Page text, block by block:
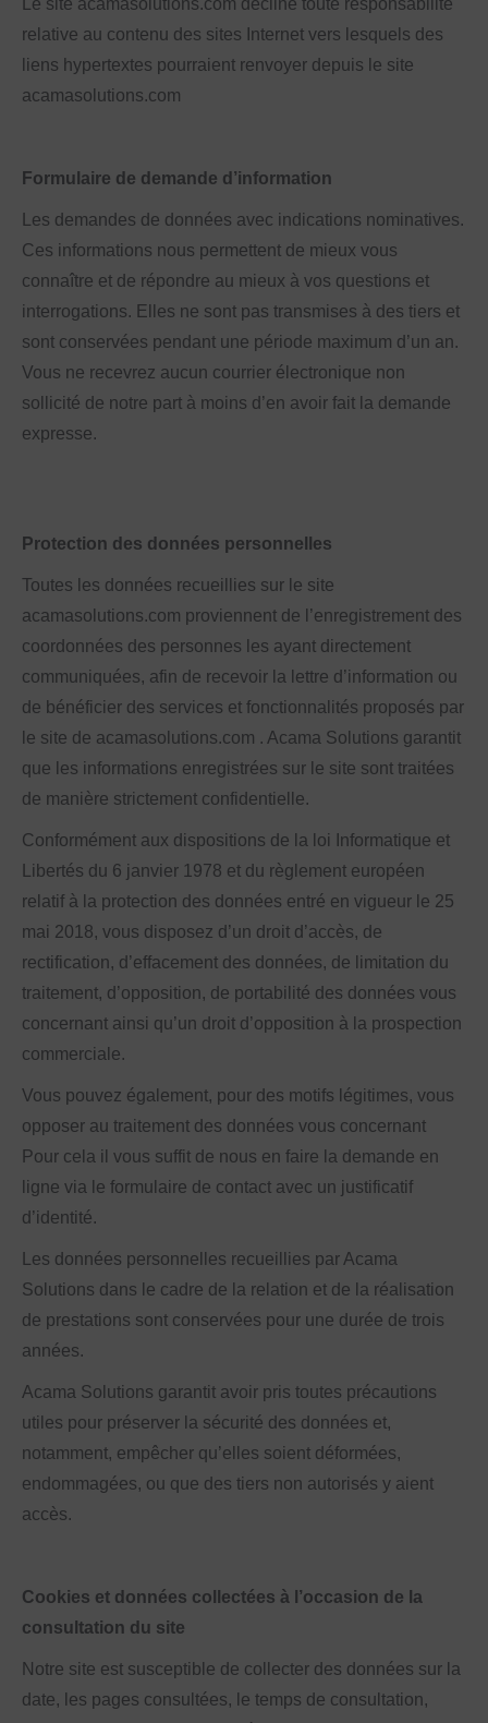
Le site acamasolutions.com décline toute responsabilité
relative au contenu des sites Internet vers lesquels des
liens hypertextes pourraient renvoyer depuis le site
acamasolutions.com
Formulaire de demande d’information
Les demandes de données avec indications nominatives.
Ces informations nous permettent de mieux vous
connaître et de répondre au mieux à vos questions et
interrogations. Elles ne sont pas transmises à des tiers et
sont conservées pendant une période maximum d’un an.
Vous ne recevrez aucun courrier électronique non
sollicité de notre part à moins d’en avoir fait la demande
expresse.
Protection des données personnelles
Toutes les données recueillies sur le site
acamasolutions.com proviennent de l’enregistrement des
coordonnées des personnes les ayant directement
communiquées, afin de recevoir la lettre d’information ou
de bénéficier des services et fonctionnalités proposés par
le site de acamasolutions.com . Acama Solutions garantit
que les informations enregistrées sur le site sont traitées
de manière strictement confidentielle.
Conformément aux dispositions de la loi Informatique et
Libertés du 6 janvier 1978 et du règlement européen
relatif à la protection des données entré en vigueur le 25
mai 2018, vous disposez d’un droit d’accès, de
rectification, d’effacement des données, de limitation du
traitement, d’opposition, de portabilité des données vous
concernant ainsi qu’un droit d’opposition à la prospection
commerciale.
Vous pouvez également, pour des motifs légitimes, vous
opposer au traitement des données vous concernant
Pour cela il vous suffit de nous en faire la demande en
ligne via le formulaire de contact avec un justificatif
d’identité.
Les données personnelles recueillies par Acama
Solutions dans le cadre de la relation et de la réalisation
de prestations sont conservées pour une durée de trois
années.
Acama Solutions garantit avoir pris toutes précautions
utiles pour préserver la sécurité des données et,
notamment, empêcher qu’elles soient déformées,
endommagées, ou que des tiers non autorisés y aient
accès.
Cookies et données collectées à l’occasion de la
consultation du site
Notre site est susceptible de collecter des données sur la
date, les pages consultées, le temps de consultation,